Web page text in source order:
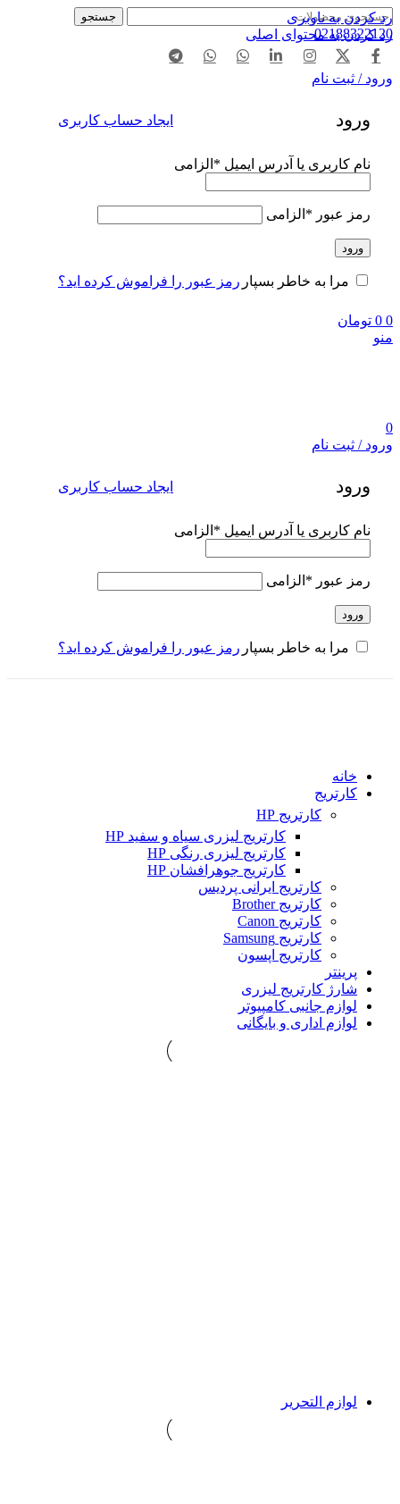
رد کردن به ناوبری
رد کردن به محتوای اصلی
جستجو
02188322120
ورود / ثبت نام
ورود ایجاد حساب کاربری
نام کاربری یا آدرس ایمیل * الزامی
رمز عبور * الزامی
ورود
رمز عبور را فراموش کرده اید؟ مرا به خاطر بسپار
0
0 تومان
منو
0
ورود / ثبت نام
ورود ایجاد حساب کاربری
نام کاربری یا آدرس ایمیل * الزامی
رمز عبور * الزامی
ورود
رمز عبور را فراموش کرده اید؟ مرا به خاطر بسپار
خانه
کارتریج
کارتریج HP
کارتریج لیزری سیاه و سفید HP
کارتریج لیزری رنگی HP
کارتریج جوهرافشان HP
کارتریج ایرانی پردیس
کارتریج Brother
کارتریج Canon
کارتریج Samsung
کارتریج اپسون
پرینتر
شارژ کارتریج لیزری
لوازم جانبی کامپیوتر
لوازم اداری و بایگانی
لوازم التحریر